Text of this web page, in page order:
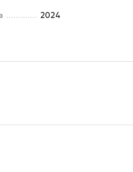
2024